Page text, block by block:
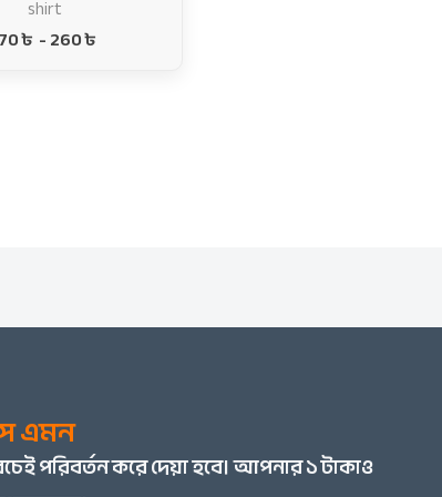
shirt
৳ -260৳
এমন
পরিবর্তন করে দেয়া হবে। আপনার ১ টাকাও